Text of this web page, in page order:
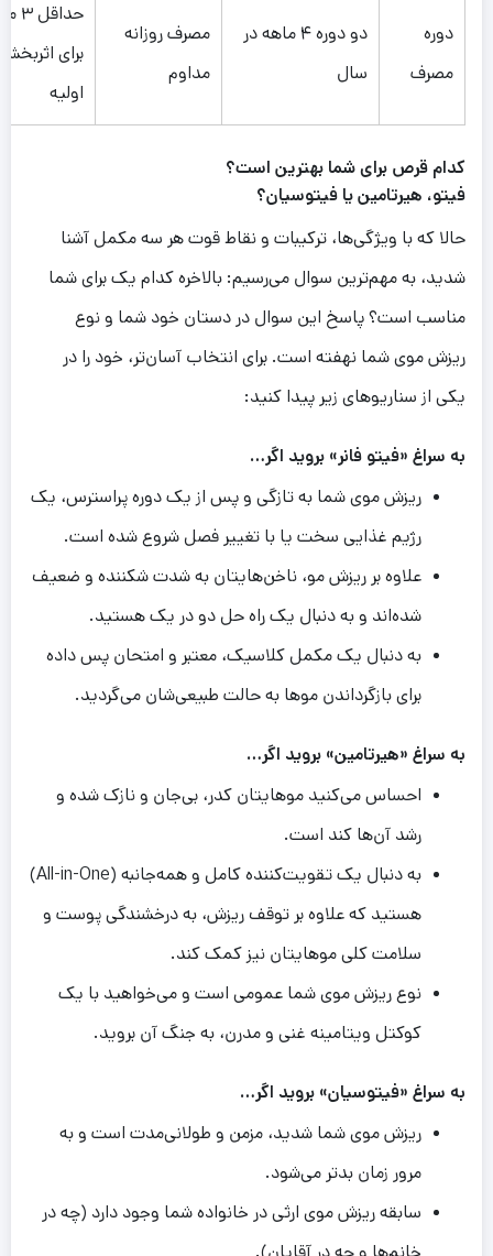
دوره
مصرف
دو دوره ۴ ماهه در
سال
مصرف روزانه
مداوم
حداقل
برای
اولیه
کدام قرص برای شما بهترین است؟
فیتو، هیرتامین یا فیتوسیان؟
حالا که با ویژگی‌ها، ترکیبات و نقاط قوت هر سه مکمل آشنا
شدید، به مهم‌ترین سوال می‌رسیم: بالاخره کدام یک برای شما
مناسب است؟ پاسخ این سوال در دستان خود شما و نوع
ریزش موی شما نهفته است. برای انتخاب آسان‌تر، خود را در
یکی از سناریوهای زیر پیدا کنید:
به سراغ «فیتو فانر» بروید اگر…
ریزش موی شما به تازگی و پس از یک دوره پراسترس، یک
رژیم غذایی سخت یا با تغییر فصل شروع شده است.
علاوه بر ریزش مو، ناخن‌هایتان به شدت شکننده و ضعیف
شده‌اند و به دنبال یک راه حل دو در یک هستید.
به دنبال یک مکمل کلاسیک، معتبر و امتحان پس داده
برای بازگرداندن موها به حالت طبیعی‌شان می‌گردید.
به سراغ «هیرتامین» بروید اگر…
احساس می‌کنید موهایتان کدر، بی‌جان و نازک شده و
رشد آن‌ها کند است.
به دنبال یک تقویت‌کننده کامل و همه‌جانبه (All-in-One)
هستید که علاوه بر توقف ریزش، به درخشندگی پوست و
سلامت کلی موهایتان نیز کمک کند.
نوع ریزش موی شما عمومی است و می‌خواهید با یک
کوکتل ویتامینه غنی و مدرن، به جنگ آن بروید.
به سراغ «فیتوسیان» بروید اگر…
ریزش موی شما شدید، مزمن و طولانی‌مدت است و به
مرور زمان بدتر می‌شود.
سابقه ریزش موی ارثی در خانواده شما وجود دارد (چه در